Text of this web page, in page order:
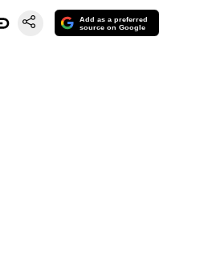
Add as a preferred
source on Google